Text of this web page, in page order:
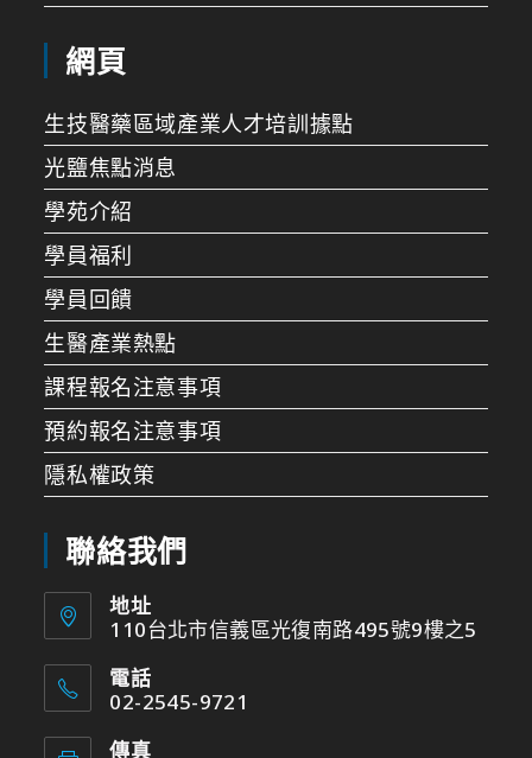
網頁
生技醫藥區域產業人才培訓據點
光鹽焦點消息
學苑介紹
學員福利
學員回饋
生醫產業熱點
課程報名注意事項
預約報名注意事項
隱私權政策
聯絡我們
地址
110台北市信義區光復南路495號9樓之5
電話
02-2545-9721
傳真